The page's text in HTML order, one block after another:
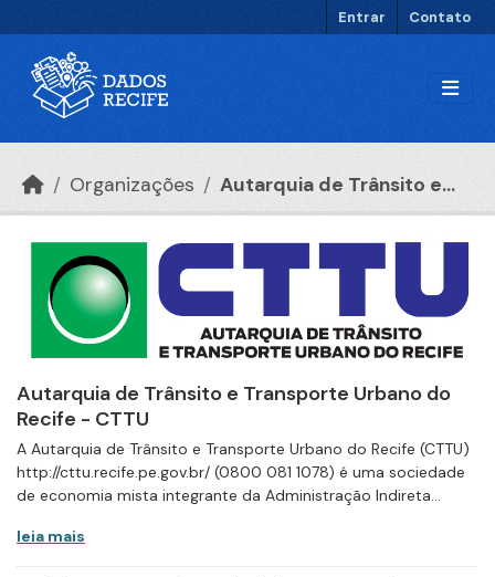
Entrar Contato
Organizações Autarquia de Trânsito e...
Autarquia de Trânsito e Transporte Urbano do
Recife - CTTU
A Autarquia de Trânsito e Transporte Urbano do Recife (CTTU)
http://cttu.recife.pe.gov.br/ (0800 081 1078) é uma sociedade
de economia mista integrante da Administração Indireta...
leia mais